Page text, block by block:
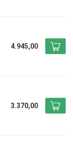
4.945,00
3.370,00